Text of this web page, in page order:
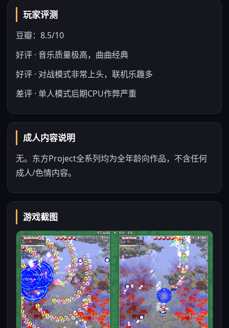
玩家评测
豆瓣：8.5/10
好评 · 音乐质量极高，曲曲经典
好评 · 对战模式非常上头，联机乐趣多
差评 · 单人模式后期CPU作弊严重
成人内容说明
无。东方Project全系列均为全年龄向作品，不含任何
成人/色情内容。
游戏截图